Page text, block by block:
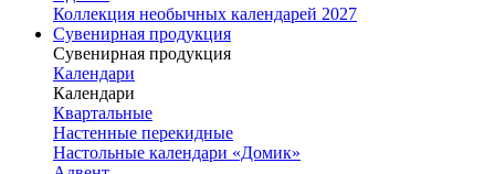
Коллекция необычных календарей 2027
Сувенирная продукция
Сувенирная продукция
Календари
Календари
Квартальные
Настенные перекидные
Настольные календари «Домик»